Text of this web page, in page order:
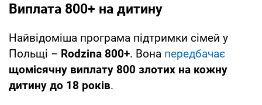
Виплата 800+ на дитину
Найвідоміша програма підтримки сімей у
Польщі – Rodzina 800+. Вона передбачає
щомісячну виплату 800 злотих на кожну
дитину до 18 років.